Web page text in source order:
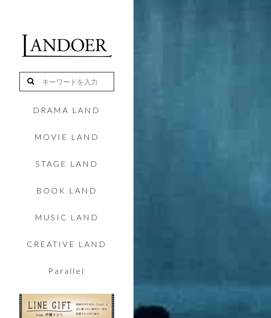
DRAMA LAND
MOVIE LAND
STAGE LAND
BOOK LAND
MUSIC LAND
CREATIVE LAND
Parallel